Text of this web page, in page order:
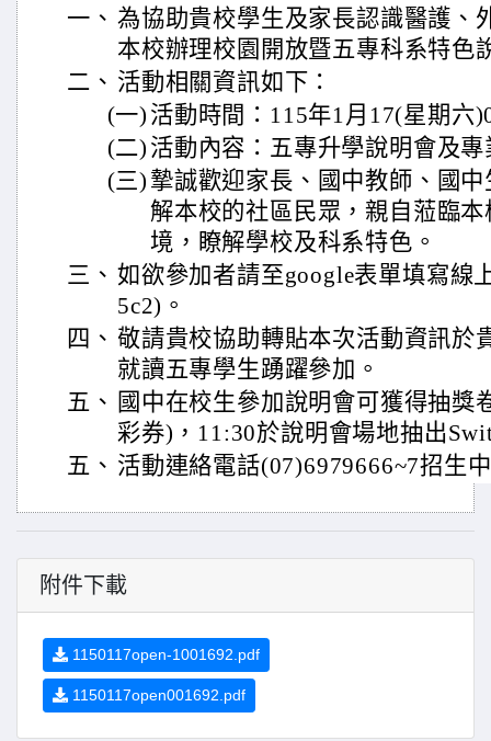
一、 為協助貴校學生及家長認識醫護、
本校辦理校園開放暨五專科系特色
二、 活動相關資訊如下：
(一) 活動時間：115年1月17(星期六
(二) 活動內容：五專升學說明會及
(三) 摯誠歡迎家長、國中教師、國
解本校的社區民眾，親自蒞臨
境，瞭解學校及科系特色。
三、 如欲參加者請至google表單填寫線
5c2)。
四、 敬請貴校協助轉貼本次活動資訊於
就讀五專學生踴躍參加。
五、 國中在校生參加說明會可獲得抽獎
彩券)，11:30於說明會場地抽出
五、 活動連絡電話(07)6979666~7招生
附件下載
1150117open-1001692.pdf
1150117open001692.pdf